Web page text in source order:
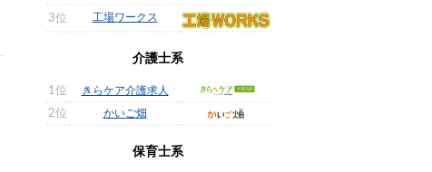
3位 工場ワークス
介護士系
1位 きらケア介護求人
2位 かいご畑
保育士系